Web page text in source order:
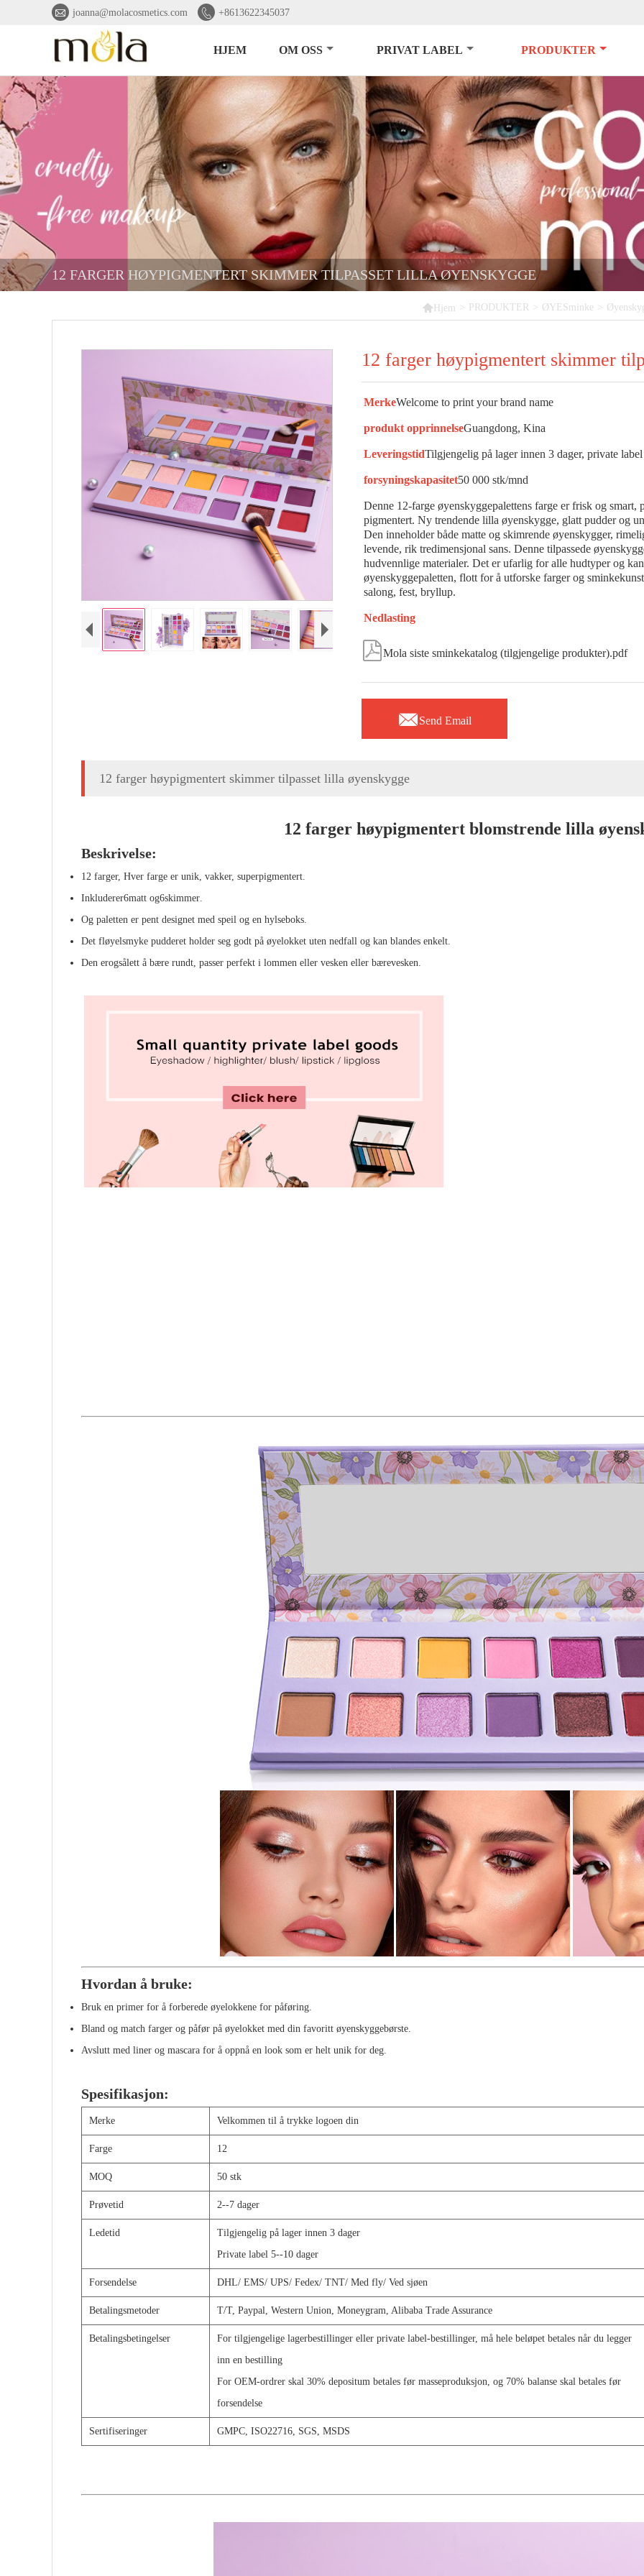
 joanna@molacosmetics.com  +8613622345037
HJEM OM OSS PRIVAT LABEL PRODUKTER
12 FARGER HØYPIGMENTERT SKIMMER TILPASSET LILLA ØYENSKYGGE
 Hjem > PRODUKTER > ØYESminke >
12 farger høypigmentert skimmer
MerkeWelcome to print your brand name
produkt opprinnelseGuangdong, Kina
LeveringstidTilgjengelig på lager innen 3 dager, private
forsyningskapasitet50 000 stk/mnd
Denne 12-farge øyenskyggepalettens farge er frisk og
pigmentert. Ny trendende lilla øyenskygge, glatt pudder og
Den inneholder både matte og skimrende øyenskygger,
levende, rik tredimensjonal sans. Denne tilpassede
hudvennlige materialer. Det er ufarlig for alle hudtyper og
øyenskyggepaletten, flott for å utforske farger og
salong, fest, bryllup.
Nedlasting
Mola siste sminkekatalog (tilgjengelige produkter).pdf
Send Email
12 farger høypigmentert skimmer tilpasset lilla øyenskygge
12 farger høypigmentert blomstrende lilla
Beskrivelse:
12 farger, Hver farge er unik, vakker, superpigmentert.
Inkluderer6matt og6skimmer
Og paletten er pent designet med speil og en hylseboks.
Det fløyelsmyke pudderet holder seg godt på øyelokket uten nedfall og kan blandes enkelt
Den erogsålett å bære rundt, passer perfekt i lommen eller vesken eller bærevesken.
Hvordan å bruke:
Bruk en primer for å forberede øyelokkene for påføring.
Bland og match farger og påfør på øyelokket med din favoritt øyenskyggebørste.
Avslutt med liner og mascara for å oppnå en look som er helt unik for deg.
Spesifikasjon:
Merke Velkommen til å trykke logoen din
Farge 12
MOQ 50 stk
Prøvetid 2--7 dager
Ledetid
Tilgjengelig på lager innen 3 dager
Private label 5--10 dager
Forsendelse DHL/ EMS/ UPS/ Fedex/ TNT/ Med fly/ Ved sjøen
Betalingsmetoder T/T, Paypal, Western Union, Moneygram, Alibaba Trade Assurance
Betalingsbetingelser
For tilgjengelige lagerbestillinger eller private label-bestillinger, må hele beløpet betales når du legger
inn en bestilling
For OEM-ordrer skal 30% depositum betales før masseproduksjon, og 70% balanse skal betales før
forsendelse
Sertifiseringer GMPC, ISO22716, SGS, MSDS